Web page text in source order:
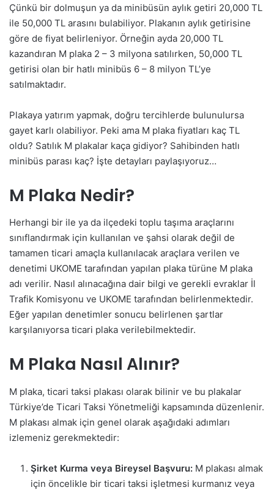
Çünkü bir dolmuşun ya da minibüsün aylık getiri 20,000 TL
ile 50,000 TL arasını bulabiliyor. Plakanın aylık getirisine
göre de fiyat belirleniyor. Örneğin ayda 20,000 TL
kazandıran M plaka 2 – 3 milyona satılırken, 50,000 TL
getirisi olan bir hatlı minibüs 6 – 8 milyon TL’ye
satılmaktadır.
Plakaya yatırım yapmak, doğru tercihlerde bulunulursa
gayet karlı olabiliyor. Peki ama M plaka fiyatları kaç TL
oldu? Satılık M plakalar kaça gidiyor? Sahibinden hatlı
minibüs parası kaç? İşte detayları paylaşıyoruz…
M Plaka Nedir?
Herhangi bir ile ya da ilçedeki toplu taşıma araçlarını
sınıflandırmak için kullanılan ve şahsi olarak değil de
tamamen ticari amaçla kullanılacak araçlara verilen ve
denetimi UKOME tarafından yapılan plaka türüne M plaka
adı verilir. Nasıl alınacağına dair bilgi ve gerekli evraklar İl
Trafik Komisyonu ve UKOME tarafından belirlenmektedir.
Eğer yapılan denetimler sonucu belirlenen şartlar
karşılanıyorsa ticari plaka verilebilmektedir.
M Plaka Nasıl Alınır?
M plaka, ticari taksi plakası olarak bilinir ve bu plakalar
Türkiye’de Ticari Taksi Yönetmeliği kapsamında düzenlenir.
M plakası almak için genel olarak aşağıdaki adımları
izlemeniz gerekmektedir:
Şirket Kurma veya Bireysel Başvuru: M plakası almak
için öncelikle bir ticari taksi işletmesi kurmanız veya